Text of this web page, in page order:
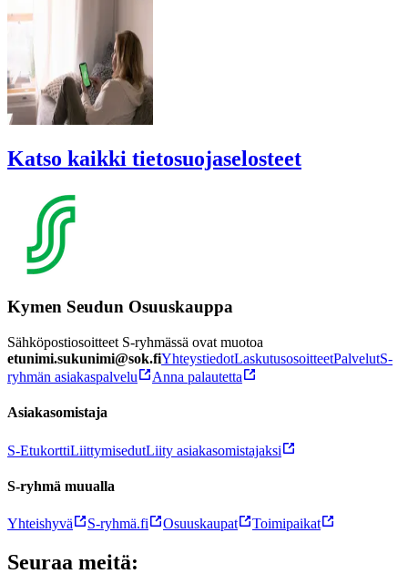
Katso kaikki tietosuojaselosteet
Kymen Seudun Osuuskauppa
Sähköpostiosoitteet S-ryhmässä ovat muotoa
etunimi.sukunimi@sok.fiYhteystiedotLaskutusosoitteetPalvelutS-
ryhmän asiakaspalvelu
Anna palautetta
Asiakasomistaja
S-EtukorttiLiittymisedutLiity asiakasomistajaksi
S-ryhmä muualla
Yhteishyvä S-ryhmä.fi Osuuskaupat Toimipaikat
Seuraa meitä: